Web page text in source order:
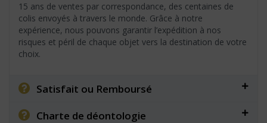
15 ans de ventes par correspondance, des centaines de
colis envoyés à travers le monde. Grâce à notre
expérience, nous pouvons garantir l’expédition à nos
risques et péril de chaque objet vers la destination de votre
choix.
Satisfait ou Remboursé
Charte de déontologie